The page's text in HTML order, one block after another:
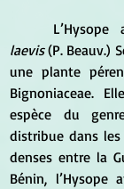
L’Hysope
laevis (P. Beauv.)
une plante
Bignoniaceae.
espèce du
distribue dans
denses entre la
Bénin, l’Hysope